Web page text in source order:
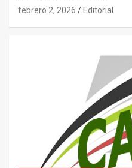
febrero 2, 2026 Editorial